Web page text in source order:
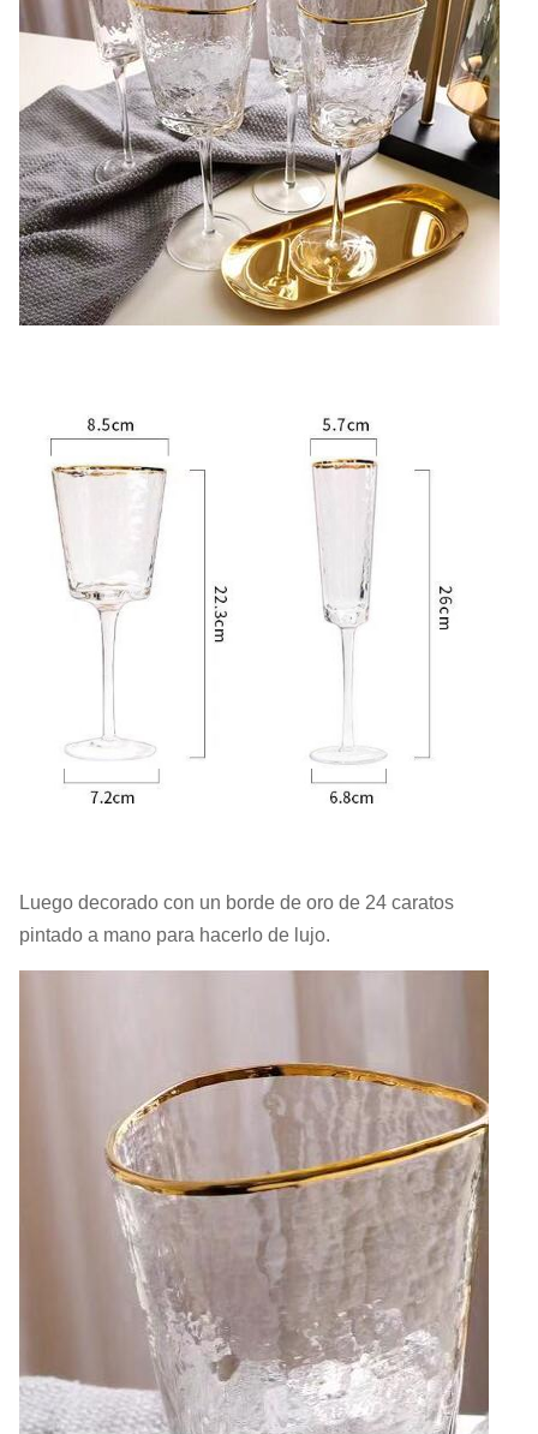
Luego decorado con un borde de oro de 24 caratos
pintado a mano para hacerlo de lujo.